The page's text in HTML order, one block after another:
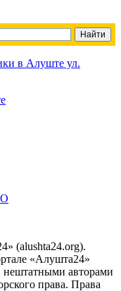
(alushta24.org).
«Алушта24»
нештатными авторами
права. Права